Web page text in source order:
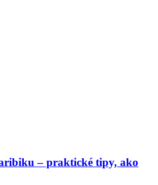
– praktické tipy, ako